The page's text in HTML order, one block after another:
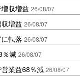
収増益 26/08/07
増益 26/08/07
転落 26/08/07
％減 26/08/07
業益68％減 26/08/07